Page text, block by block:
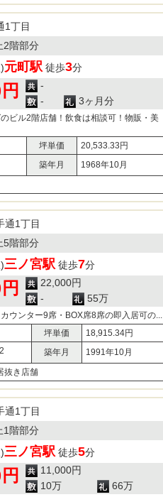
1丁目
2階部分
元町駅 徒歩3分
-
-
3ヶ月分
ビル2階店舗！飲食は相談可！物販・美
坪単価
20,533.33円
築年月
1968年10月
通1丁目
5階部分
三ノ宮駅 徒歩7分
22,000円
-
55万
ウンター9席・BOX席8席の即入居可の...
坪単価
18,915.34円
2 築年月
1991年10月
抜き店舗
通1丁目
1階部分
三ノ宮駅 徒歩5分
11,000円
10万
66万